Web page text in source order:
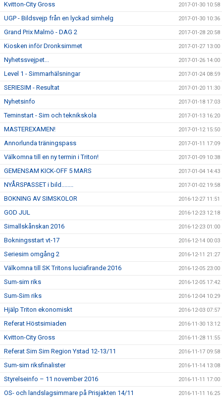
Kvitton-City Gross 2017-01-30 10:58
UGP - Bildsvejp från en lyckad simhelg 2017-01-30 10:36
Grand Prix Malmö - DAG 2 2017-01-28 20:58
Kiosken inför Dronksimmet 2017-01-27 13:00
Nyhetssvejpet... 2017-01-26 14:00
Level 1 - Simmarhälsningar 2017-01-24 08:59
SERIESIM - Resultat 2017-01-20 11:30
Nyhetsinfo 2017-01-18 17:03
Teminstart - Sim och teknikskola 2017-01-13 16:20
MASTEREXAMEN! 2017-01-12 15:50
Annorlunda träningspass 2017-01-11 17:09
Välkomna till en ny termin i Triton! 2017-01-09 10:38
GEMENSAM KICK-OFF 5 MARS 2017-01-04 14:43
NYÅRSPASSET i bild........ 2017-01-02 19:58
BOKNING AV SIMSKOLOR 2016-12-27 11:51
GOD JUL 2016-12-23 12:18
Simallskånskan 2016 2016-12-23 01:00
Bokningsstart vt-17 2016-12-14 00:03
Seriesim omgång 2 2016-12-11 21:27
Välkomna till SK Tritons luciafirande 2016 2016-12-05 23:00
Sum-sim riks 2016-12-05 17:42
Sum-Sim riks 2016-12-04 10:29
Hjälp Triton ekonomiskt 2016-12-03 07:57
Referat Höstsimiaden 2016-11-30 13:12
Kvitton-City Gross 2016-11-28 11:55
Referat Sim Sim Region Ystad 12-13/11 2016-11-17 09:58
Sum-sim riksfinalister 2016-11-14 13:08
Styrelseinfo – 11 november 2016 2016-11-11 17:00
OS- och landslagsimmare på Prisjakten 14/11 2016-11-11 16:25